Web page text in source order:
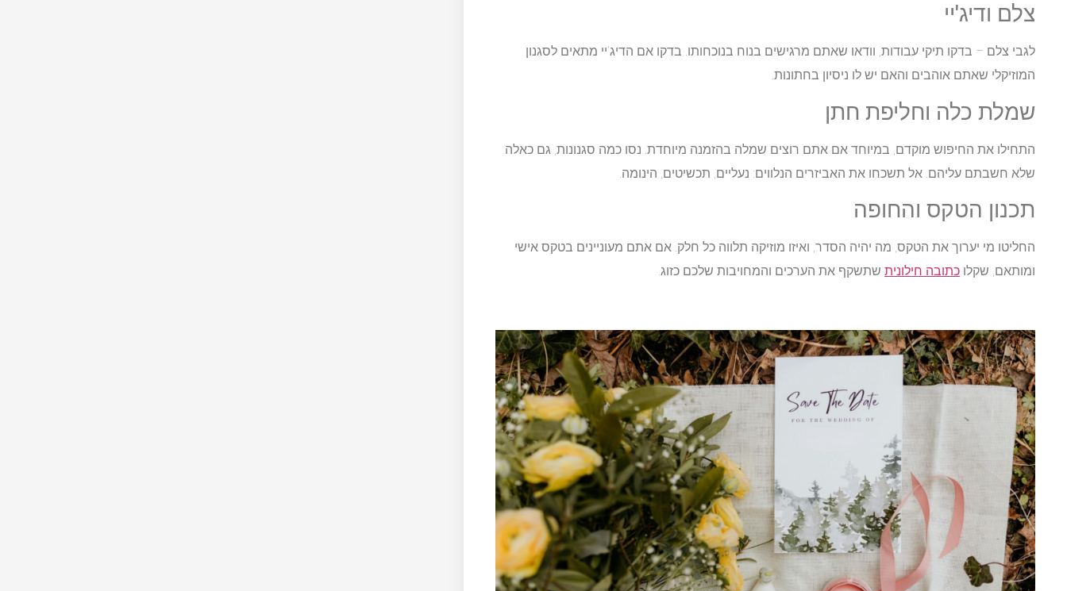
צלם ודיג'יי
לגבי צלם – בדקו תיקי עבודות, וודאו שאתם מרגישים בנוח בנוכחותו. בדקו אם הדיג'יי מתאים לסגנון
המוזיקלי שאתם אוהבים והאם יש לו ניסיון בחתונות.
שמלת כלה וחליפת חתן
התחילו את החיפוש מוקדם, במיוחד אם אתם רוצים שמלה בהזמנה מיוחדת. נסו כמה סגנונות, גם כאלה
שלא חשבתם עליהם. אל תשכחו את האביזרים הנלווים: נעליים, תכשיטים, הינומה.
תכנון הטקס והחופה
החליטו מי יערוך את הטקס, מה יהיה הסדר, ואיזו מוזיקה תלווה כל חלק. אם אתם מעוניינים בטקס אישי
ומותאם, שקלו כתובה חילונית שתשקף את הערכים והמחויבות שלכם כזוג.